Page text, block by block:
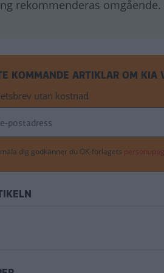
rekommenderas omgående.
KOMMANDE ARTIKLAR OM KIA
utan kostnad
dig godkänner du OK-förlagets